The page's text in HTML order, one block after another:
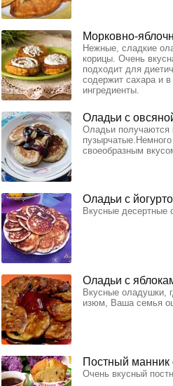
Морковно-
Нежные, сладкие
корицы. Очень
подходит для
содержит сахара и
ингредиенты.
Оладьи с
Оладьи получаются
своеобразным
Оладьи с
Вкусные десертные
Оладьи с
Вкусные оладушки,
изюм, Ваша семья
Постный манник
Очень вкусный